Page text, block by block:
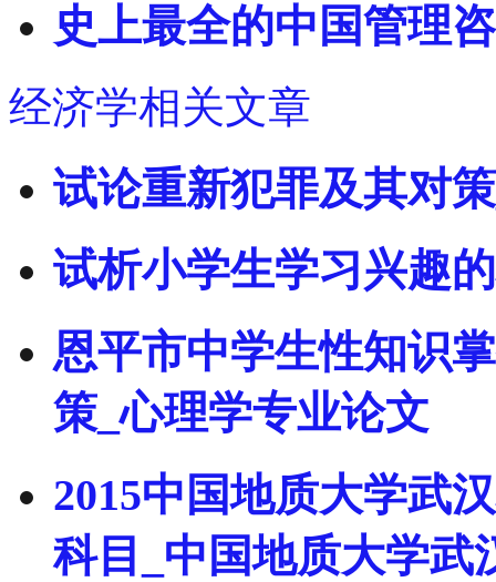
史上最全的中国管理
经济学相关文章
试论重新犯罪及其对
试析小学生学习兴趣
恩平市中学生性知识
策_心理学专业论文
2015中国地质大学武
科目_中国地质大学武